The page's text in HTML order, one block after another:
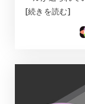
[続きを読む]